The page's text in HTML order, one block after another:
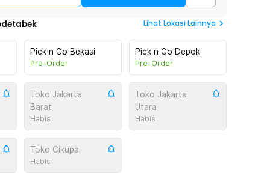
Lihat Lokasi Lainnya
Pick n Go Bekasi
Pre-Order
Pick n Go Depok
Pre-Order
Toko Jakarta
Barat
Habis
Toko Jakarta
Utara
Habis
Toko Cikupa
Habis